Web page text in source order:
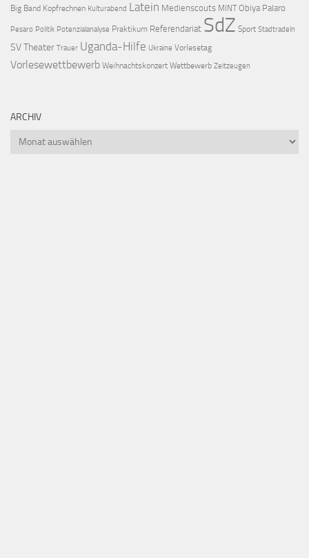
Big Band Kopfrechnen Kulturabend Latein Medienscouts MINT Obiya Palaro
Pesaro Politik Potenzialanalyse Praktikum Referendariat SdZ Sport Stadtradeln
SVTheater Trauer Uganda-Hilfe Ukraine Vorlesetag
Vorlesewettbewerb Weihnachtskonzert Wettbewerb Zeitzeugen
ARCHIV